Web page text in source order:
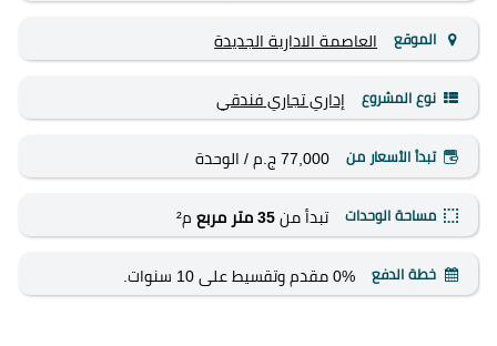
الموقع العاصمة الادارية الجديدة
نوع المشروع إداريتجاري فندقي
تبدأ الأسعار من 77,000 ج.م / الوحدة
مساحة الوحدات تبدأ من 35 متر مربع م²
خطة الدفع 0% مقدم وتقسيط على 10 سنوات.